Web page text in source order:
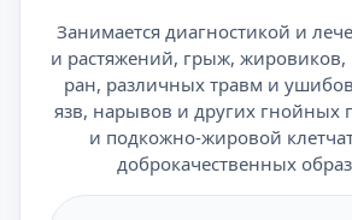
Занимается диагностикой и
и растяжений, грыж,
ран, различных травм и
язв, нарывов и других гнойных
и подкожно-жировой
доброкачественных